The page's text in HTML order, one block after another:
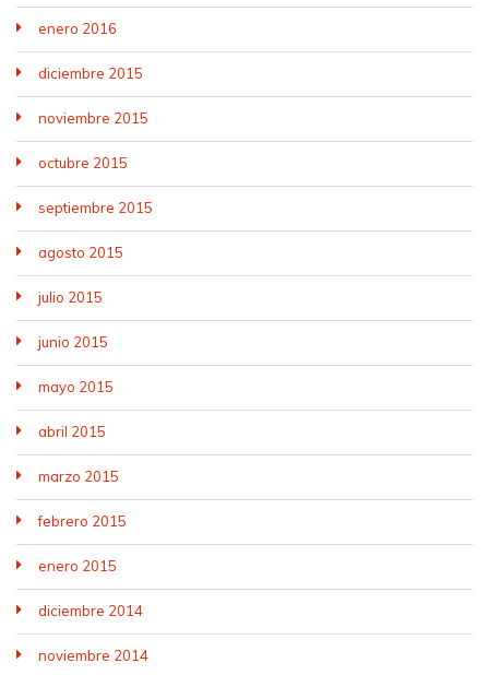
enero 2016
diciembre 2015
noviembre 2015
octubre 2015
septiembre 2015
agosto 2015
julio 2015
junio 2015
mayo 2015
abril 2015
marzo 2015
febrero 2015
enero 2015
diciembre 2014
noviembre 2014